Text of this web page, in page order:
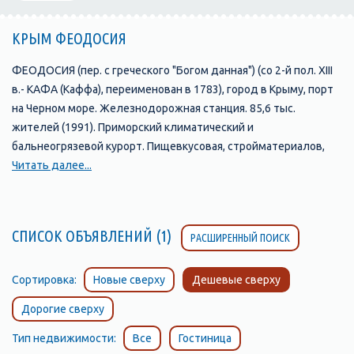
КРЫМ ФЕОДОСИЯ
ФЕОДОСИЯ (пер. с греческого "Богом данная") (со 2-й пол. XIII
в.- КАФА (Каффа), переименован в 1783), город в Крыму, порт
на Черном море. Железнодорожная станция. 85,6 тыс.
жителей (1991). Приморский климатический и
бальнеогрязевой курорт. Пищевкусовая, стройматериалов,
металлообрабатывающая промышленность; мебельная,
Основан в 6 в. до н. э. Остатки крепости 14-15 вв., мечеть
Муфти-Джами (17 в.). Орден Отечественной войны 1-й
назад греками из Милета. Таким образом, на территории экс-
СССР ровесников города можно сосчитать на пальцах. Много
веков море определяло судьбу города, являясь основой его
жизни и роста. Море здесь "…чудесное, синее и нежное… на
Читать далее...
СПИСОК ОБЪЯВЛЕНИЙ (1) РАСШИРЕННЫЙ ПОИСК
Сортировка: Новые сверху Дешевые сверху
Дорогие сверху
Тип недвижимости: Все Гостиница